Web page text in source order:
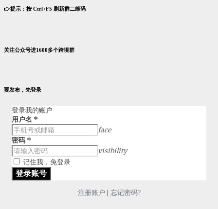
👉提示：按 Ctrl+F5 刷新群二维码
关注公众号进1600多个跨境群
要发布，先登录
登录我的账户
用户名 *
face
密码 *
visibility
记住我，免登录
注册账户 | 忘记密码?